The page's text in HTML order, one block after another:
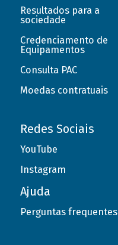
Resultados para a
sociedade
Credenciamento de
Equipamentos
Consulta PAC
Moedas contratuais
Redes Sociais
YouTube
Instagram
Ajuda
Perguntas frequentes